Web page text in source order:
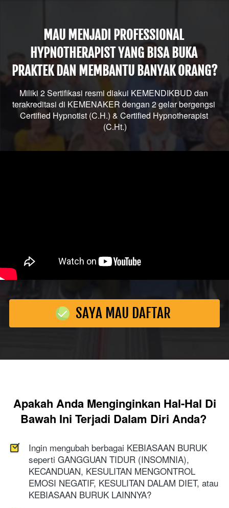
MAU MENJADI PROFESSIONAL
HYPNOTHERAPIST YANG BISA BUKA
PRAKTEK DAN MEMBANTU BANYAK ORANG?
Miliki 2 Sertifikasi resmi diakui KEMENDIKBUD dan
terakreditasi di KEMENAKER dengan 2 gelar bergengsi
Certified Hypnotist (C.H.) & Certified Hypnotherapist
(C.Ht.)
` SAYA MAU DAFTAR
Apakah Anda Menginginkan Hal-Hal Di
Bawah Ini Terjadi Dalam Diri Anda?
Ingin mengubah berbagai KEBIASAAN BURUK
seperti GANGGUAN TIDUR (INSOMNIA),
KECANDUAN, KESULITAN MENGONTROL
EMOSI NEGATIF, KESULITAN DALAM DIET, atau
KEBIASAAN BURUK LAINNYA?